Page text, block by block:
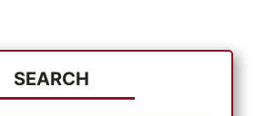
SEARCH